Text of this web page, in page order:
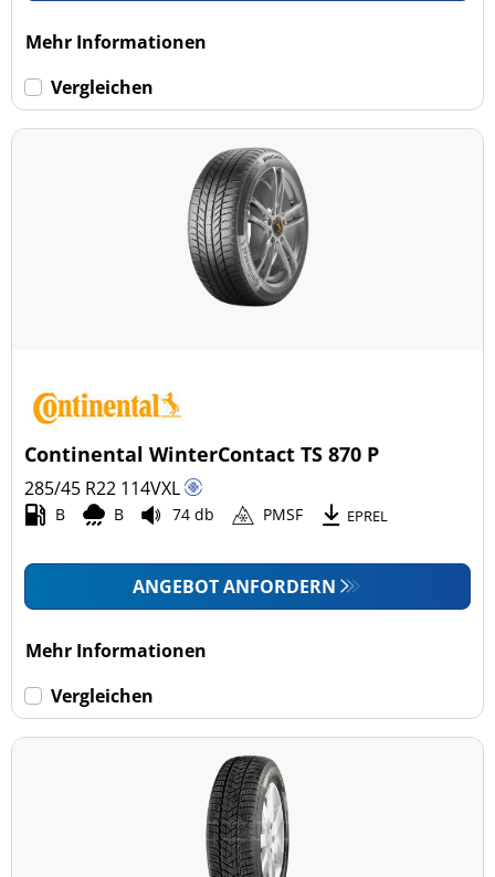
Mehr Informationen
Vergleichen
Continental WinterContact TS 870 P
285/45 R22 114VXL
B B 74 db PMSF EPREL
ANGEBOT ANFORDERN
Mehr Informationen
Vergleichen